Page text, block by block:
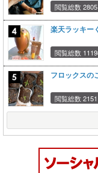
閲覧総数 2805
楽天ラッキー
閲覧総数
フロックスの
閲覧総数 2151